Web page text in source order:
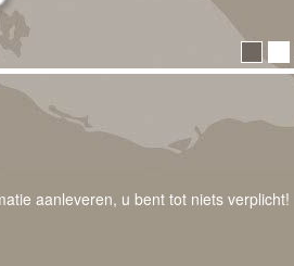
aanleveren, u bent tot niets verplicht!